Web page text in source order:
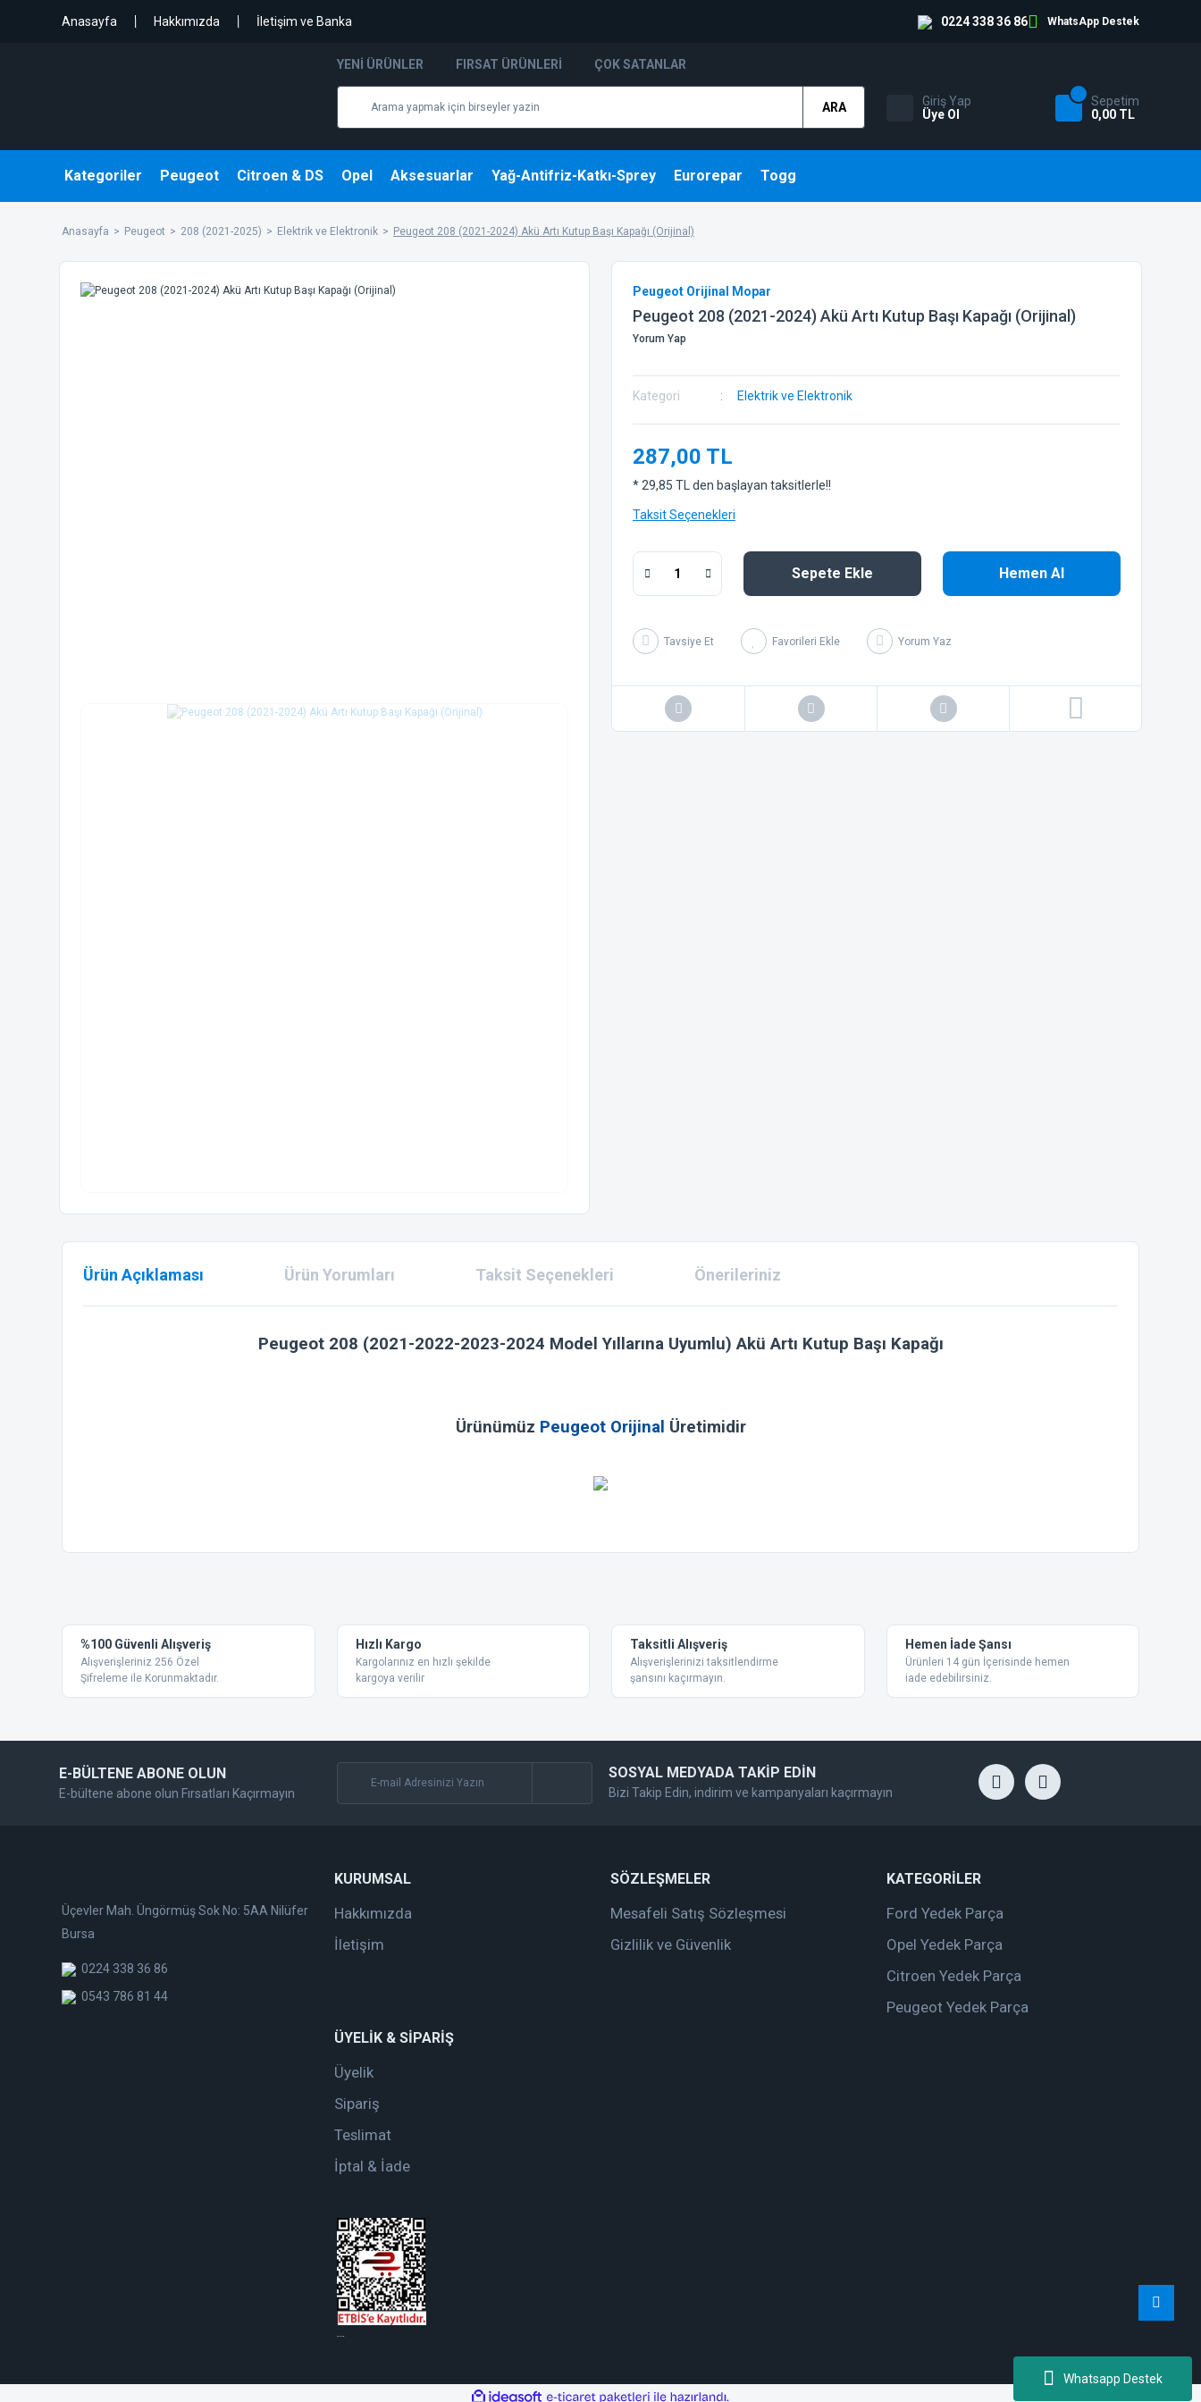
Whatsapp Destek
Anasayfa Hakkımızda İletişim ve Banka 0224 338 36 86 WhatsApp Destek
YENI ÜRÜNLER FIRSAT ÜRÜNLERI ÇOK SATANLAR
ARA
Giriş Yap
Üye Ol
Sepetim
0,00 TL
Kategoriler Peugeot Citroen & DS Opel Aksesuarlar Yağ-Antifriz-Katkı-Sprey Eurorepar Togg
Anasayfa Peugeot 208 (2021-2025) Elektrik ve Elektronik Peugeot 208 (2021-2024) Akü Artı Kutup Başı Kapağı (Orijinal)
Peugeot Orijinal Mopar
Peugeot 208 (2021-2024) Akü Artı Kutup Başı Kapağı (Orijinal)
Yorum Yap
Kategori Elektrik ve Elektronik
287,00 TL
* 29,85 TL den başlayan taksitlerle!!
Taksit Seçenekleri
Sepete Ekle Hemen Al
Tavsiye Et Yorum Yaz
Ürün Açıklaması Ürün Yorumları Taksit Seçenekleri Önerileriniz
Peugeot 208 (2021-2022-2023-2024 Model Yıllarına Uyumlu)Akü Artı Kutup Başı Kapağı
Ürünümüz Peugeot Orijinal Üretimidir
Ürün resmi kalitesiz, bozuk veya görüntülenemiyor.
Ürün açıklamasında eksik bilgiler bulunuyor.
Ürün bilgilerinde hatalar bulunuyor.
Ürün fiyatı diğer sitelerden daha pahalı.
%100 Güvenli Alışveriş
Alışverişleriniz 256 Özel
Şifreleme ile Korunmaktadır.
Hızlı Kargo
Kargolarınız en hızlı şekilde
kargoya verilir
Taksitli Alışveriş
Alışverişlerinizi taksitlendirme
şansını kaçırmayın.
Hemen İade Şansı
Ürünleri 14 gün İçerisinde hemen
iade edebilirsiniz.
E-BÜLTENE ABONE OLUN
E-bültene abone olun Fırsatları Kaçırmayın
SOSYAL MEDYADA TAKİP EDİN
Bizi Takip Edin, indirim ve kampanyaları kaçırmayın
Üçevler Mah. Üngörmüş Sok No: 5AA Nilüfer
Bursa
0224 338 36 86
0543 786 81 44
KURUMSAL
Hakkımızda
İletişim
SÖZLEŞMELER
Mesafeli Satış Sözleşmesi
Gizlilik ve Güvenlik
KATEGORİLER
Ford Yedek Parça
Opel Yedek Parça
Citroen Yedek Parça
Peugeot Yedek Parça
ÜYELİK & SİPARİŞ
Üyelik
Sipariş
Teslimat
İptal & İade
ideasoft e-